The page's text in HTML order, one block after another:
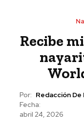
Recibe
Por: Redacción De
Fecha:
abril 24, 2026